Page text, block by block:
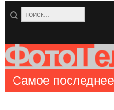
Самое последнее